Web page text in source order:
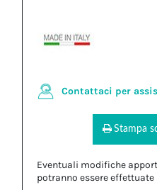
Contattaci per
Stampa
Eventuali modifiche
potranno essere